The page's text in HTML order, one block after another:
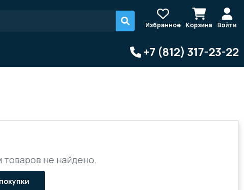
Избранное Корзина Войти
+7 (812) 317-23-22
не найдено.